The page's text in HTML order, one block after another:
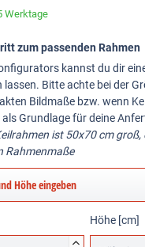
Werktage
zum passenden Rahmen
kannst du dir
lassen. Bitte achte bei der
Bildmaße bzw. wenn
als Grundlage für deine
ist 50x70 cm
Rahmenmaße
Höhe eingeben

Höhe [cm]